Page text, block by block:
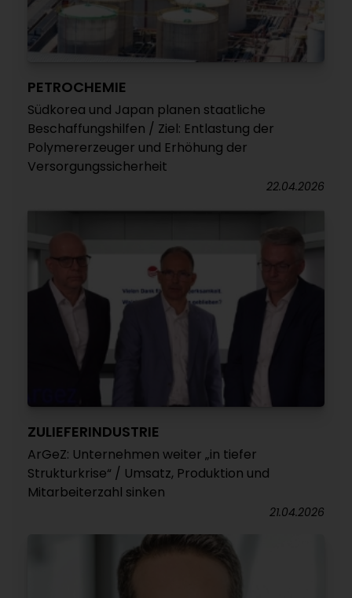
PETROCHEMIE
Südkorea und Japan planen staatliche
Beschaffungshilfen / Ziel: Entlastung der
Polymererzeuger und Erhöhung der
Versorgungssicherheit
22.04.2026
ZULIEFERINDUSTRIE
ArGeZ: Unternehmen weiter „in tiefer
Strukturkrise“ / Umsatz, Produktion und
Mitarbeiterzahl sinken
21.04.2026